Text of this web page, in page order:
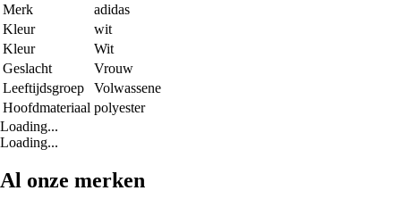
Merk
adidas
Kleur
wit
Kleur
Wit
Geslacht
Vrouw
Leeftijdsgroep
Volwassene
Hoofdmateriaal polyester
Loading...
Loading...
Al onze merken